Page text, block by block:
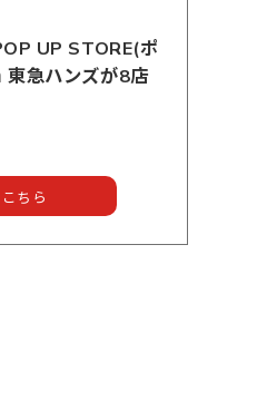
UP STORE(ポ
東急ハンズが8店
ちら